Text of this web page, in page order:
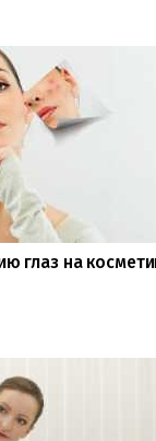
глаз на